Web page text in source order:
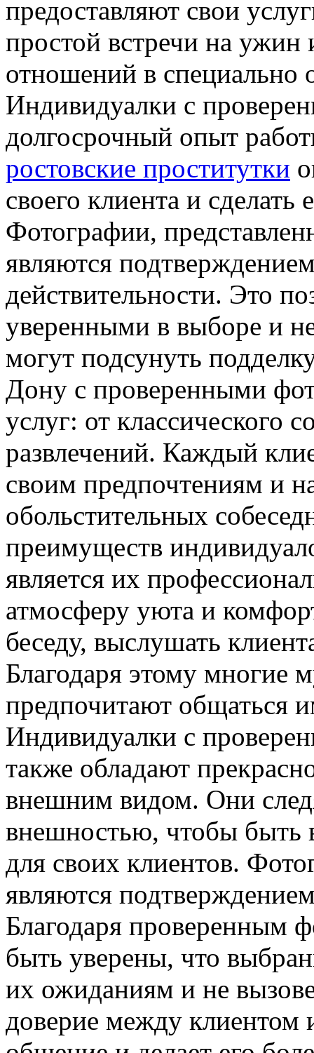
предоставляют свои
простой встречи на
отношений в специально
Индивидуалки с
долгосрочный опыт
ростовские проститутки
своего клиента и
Фотографии,
являются
действительности. Это
уверенными в выборе и
могут подсунуть
Дону с проверенными
услуг: от классического
развлечений. Каждый
своим предпочтениям и
обольстительных
преимуществ
является их
атмосферу уюта и
беседу, выслушать
Благодаря этому
предпочитают общаться
Индивидуалки с
также обладают
внешним видом. Они
внешностью, чтобы быть
для своих клиентов.
являются
Благодаря проверенным
быть уверены, что
их ожиданиям и не
доверие между клиентом